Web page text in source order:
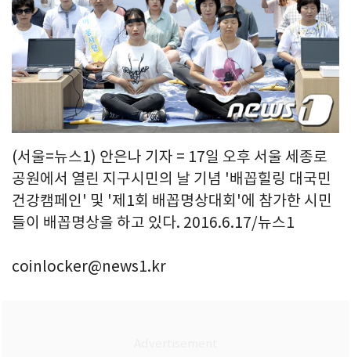
(서울=뉴스1) 안은나 기자 = 17일 오후 서울 세종로
공원에서 열린 지구시민의 날 기념 '배꼽힐링 대국민
건강캠페인' 및 '제1회 배꼽명상대회'에 참가한 시민
들이 배꼽명상을 하고 있다. 2016.6.17/뉴스1
coinlocker@news1.kr